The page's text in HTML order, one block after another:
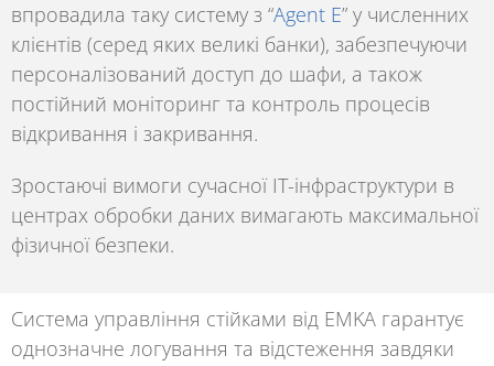
впровадила таку систему з “Agent E” у численних
клієнтів (серед яких великі банки), забезпечуючи
персоналізований доступ до шафи, а також
постійний моніторинг та контроль процесів
відкривання і закривання.
Зростаючі вимоги сучасної IT-інфраструктури в
центрах обробки даних вимагають максимальної
фізичної безпеки.
Система управління стійками від EMKA гарантує
однозначне логування та відстеження завдяки